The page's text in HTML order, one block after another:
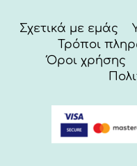
Σχετικά με εμάς
Τρόποι
Όροι χρήσης